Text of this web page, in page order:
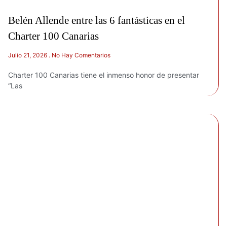
Belén Allende entre las 6 fantásticas en el
Charter 100 Canarias
Julio 21, 2026 No Hay Comentarios
Charter 100 Canarias tiene el inmenso honor de presentar
“Las